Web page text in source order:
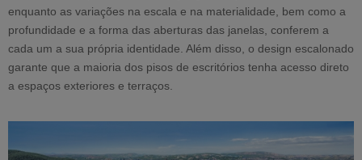
enquanto as variações na escala e na materialidade, bem como a
profundidade e a forma das aberturas das janelas, conferem a
cada um a sua própria identidade. Além disso, o design escalonado
garante que a maioria dos pisos de escritórios tenha acesso direto
a espaços exteriores e terraços.